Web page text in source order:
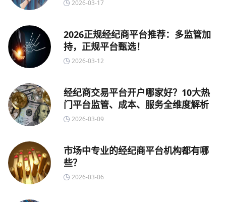
2026-03-17
2026正规经纪商平台推荐：多监管加
持，正规平台甄选！
2026-03-12
经纪商交易平台开户哪家好？10大热
门平台监管、成本、服务全维度解析
2026-03-09
市场中专业的经纪商平台机构都有哪
些？
2026-03-06